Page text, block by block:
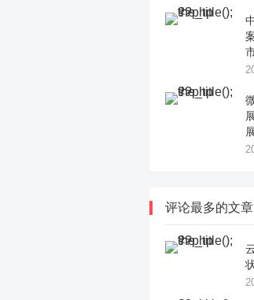
评论最多的文章